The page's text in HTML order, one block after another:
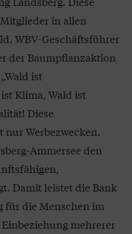
in allen
WBV-Geschäftsführer
der Baumpflanzaktion
ist
Klima, Wald ist
Diese
Werbezwecken.
Ammersee den
Damit leistet die Bank
für die Menschen im
mehrerer